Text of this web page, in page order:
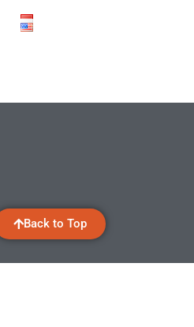
Back to Top